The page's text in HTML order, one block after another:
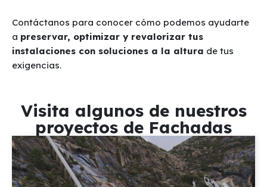
Contáctanos para conocer cómo podemos ayudarte
a preservar, optimizar y revalorizar tus
instalaciones con soluciones a la altura de tus
exigencias.
Visita algunos de nuestros
proyectos de Fachadas